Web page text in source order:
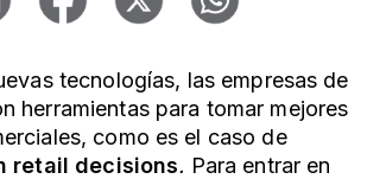
tecnologías, las empresas de
herramientas para tomar mejores
como es el caso de
retail decisions. Para entrar en